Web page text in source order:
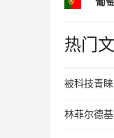
热门
被科技青
林菲尔德